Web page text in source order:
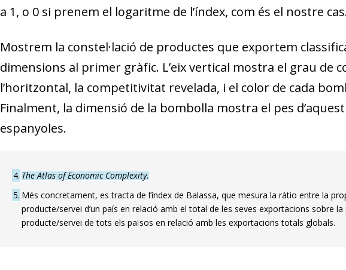
a 1, o 0 si prenem el logaritme de l’índex, com és el nostre
Mostrem la constel·lació de productes que exportem
dimensions al primer gràfic. L’eix vertical mostra el grau de
l’horitzontal, la competitivitat revelada, i el color de cada
Finalment, la dimensió de la bombolla mostra el pes
espanyoles.
4 The Atlas of Economic Complexity.
5 Més concretament, es tracta de l’índex de Balassa, que mesura la ràtio entre la
producte/servei d’un país en relació amb el total de les seves exportacions sobre la
producte/servei de tots els països en relació amb les exportacions totals globals.